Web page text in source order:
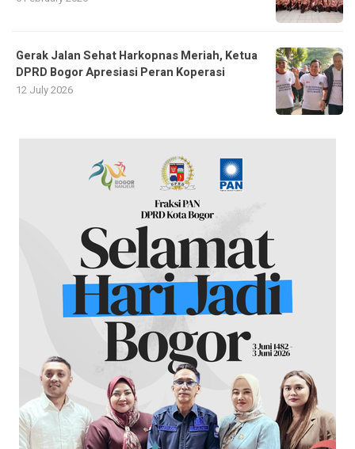
Gerak Jalan Sehat Harkopnas Meriah, Ketua
DPRD Bogor Apresiasi Peran Koperasi
12 July 2026